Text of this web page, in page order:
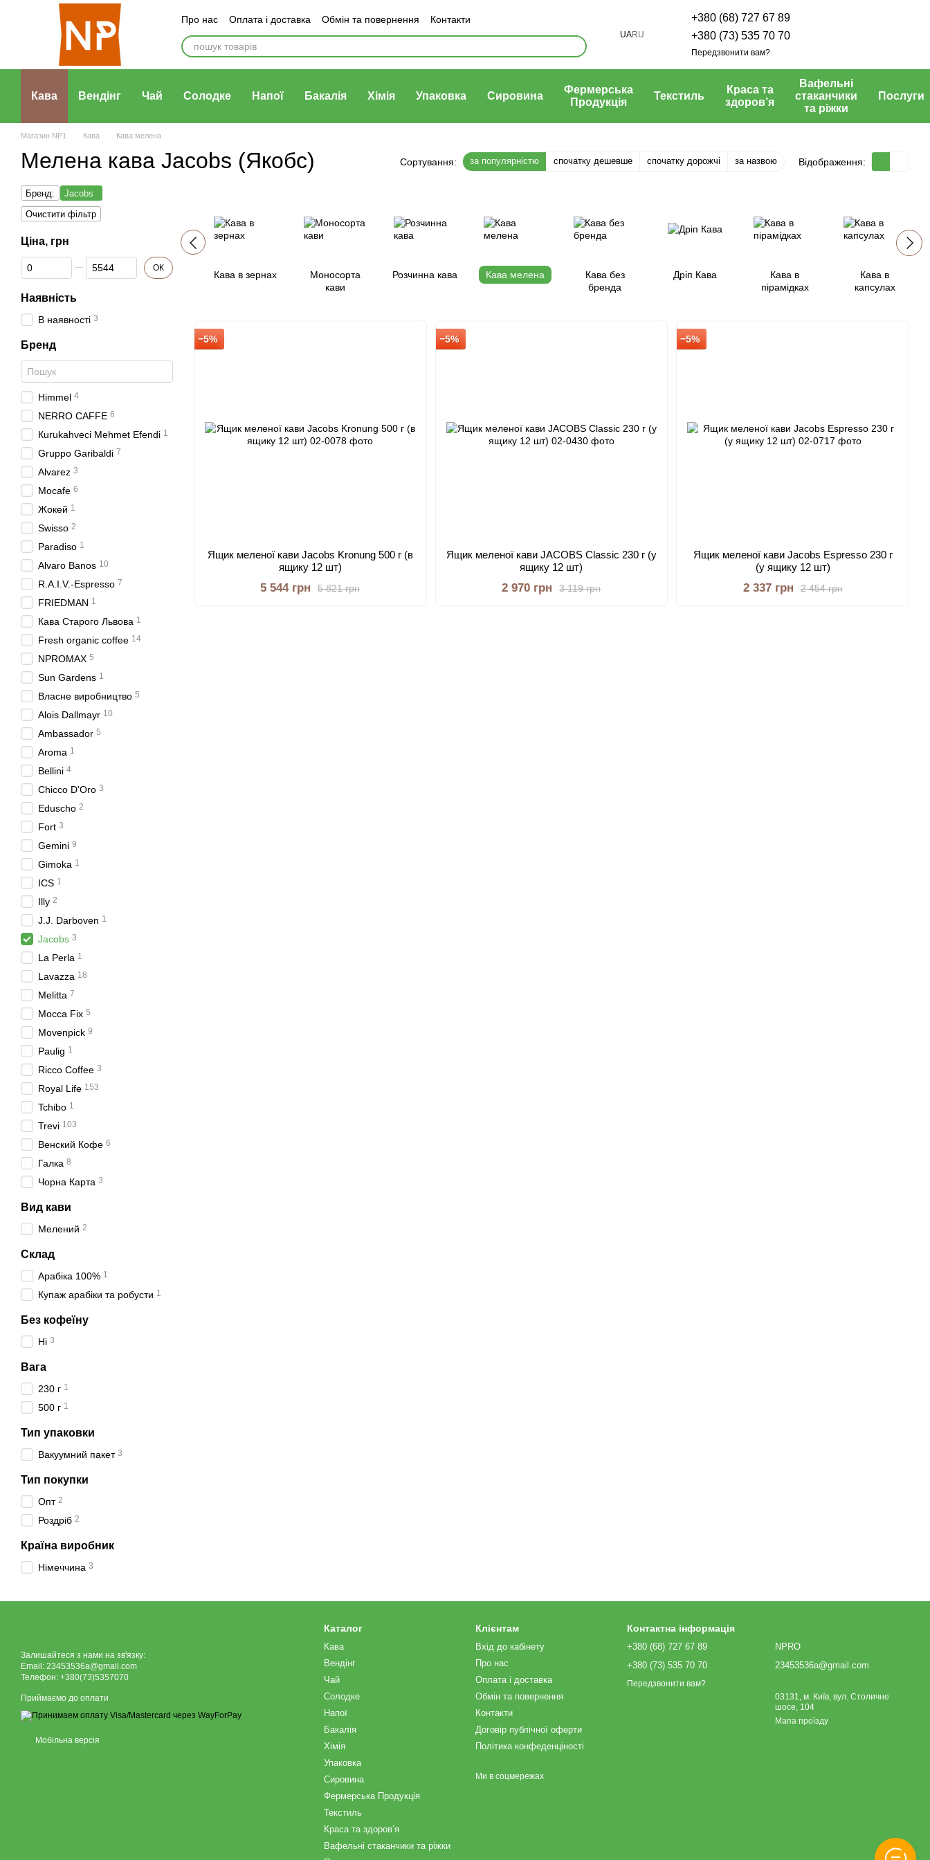
Перейти до основного контенту
Про нас Оплата і доставка Обмін та повернення
Контакти
Договір публічної оферти
Політика конфеденціності UARU
+380 (68) 727 67 89
+380 (73) 535 70 70
Передзвонити вам?
Кава Вендінг Чай Солодке Напої Бакалія Хімія Упаковка Сировина
Фермерська
Продукція
Текстиль
Краса та
здоров’я
Вафельні
стаканчики
та ріжки
Послуги
Магазин NP1 Кава Кава мелена
Мелена кава Jacobs (Якобс) Сортування: за популярністю спочатку дешевше спочатку дорожчі за назвою Відображення:
Кава в зернах
Моносорта
кави
Розчинна кава Кава мелена
Кава без
бренда
Дріп Кава
Кава в
пірамідках
Кава в
капсулах
−5%
Ящик меленої кави Jacobs Kronung 500 г (в
ящику 12 шт)
5 821 грн
5 544 грн
−5%
Ящик меленої кави JACOBS Classic 230 г (у
ящику 12 шт)
3 119 грн
2 970 грн
−5%
Ящик меленої кави Jacobs Espresso 230 г
(у ящику 12 шт)
2 454 грн
2 337 грн
Бренд:
Jacobs
Очистити фільтр
Ціна, грн
Від Ціна, грн
До Ціна, грн ОК
Наявність
В наявності 3
Бренд
Himmel 4
NERRO CAFFE⁩ 6
Кurukahveci Mehmet Efendi 1
Gruppo Garibaldi 7
Alvarez 3
Mocafe 6
Жокей 1
Swisso 2
Paradiso 1
Alvaro Banos 10
R.A.I.V.-Espresso 7
FRIEDMAN 1
Кава Старого Львова 1
Fresh organic coffee 14
NPROMAX 5
Sun Gardens 1
Власне виробництво 5
Alois Dallmayr 10
Ambassador 5
Aroma 1
Bellini 4
Chicco D'Oro 3
Eduscho 2
Fort 3
Gemini 9
Gimoka 1
ICS 1
Illy 2
J.J. Darboven 1
Jacobs 3
La Perla 1
Lavazza 18
Melitta 7
Mocca Fix 5
Movenpick 9
Paulig 1
Ricco Coffee 3
Royal Life 153
Tchibo 1
Trevi 103
Венский Кофе 6
Галка 8
Чорна Карта 3
Вид кави
Мелений 2
Склад
Арабіка 100% 1
Купаж арабіки та робусти 1
Без кофеїну
Ні 3
Вага
230 г 1
500 г 1
Тип упаковки
Вакуумний пакет 3
Тип покупки
Опт 2
Роздріб 2
Країна виробник
Німеччина 3
Залишайтеся з нами на зв'язку:
Email: 23453536a@gmail.com
Телефон: +380(73)5357070
Приймаємо до оплати
Мобільна версія
Каталог
Кава
Вендінг
Чай
Солодке
Напої
Бакалія
Хімія
Упаковка
Сировина
Фермерська Продукція
Текстиль
Краса та здоров’я
Вафельні стаканчики та ріжки
Клієнтам
Вхід до кабінету
Про нас
Оплата і доставка
Обмін та повернення
Контакти
Договір публічної оферти
Політика конфеденціності
Ми в соцмережах
Контактна інформація
+380 (68) 727 67 89
+380 (73) 535 70 70
Передзвонити вам?
NPRO
23453536a@gmail.com
03131, м. Київ, вул. Столичне
шосе, 104
Мапа проїзду